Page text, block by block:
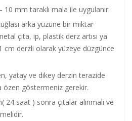
– 10 mm taraklı mala ile uygulanır.
arka yüzüne bir miktar
çıta, ip, plastik derz artısı ya
cm derzli olarak yüzeye düzgünce
yatay ve dikey derzin terazide
özen göstermeniz gerekir.
24 saat ) sonra çıtalar alınmalı ve